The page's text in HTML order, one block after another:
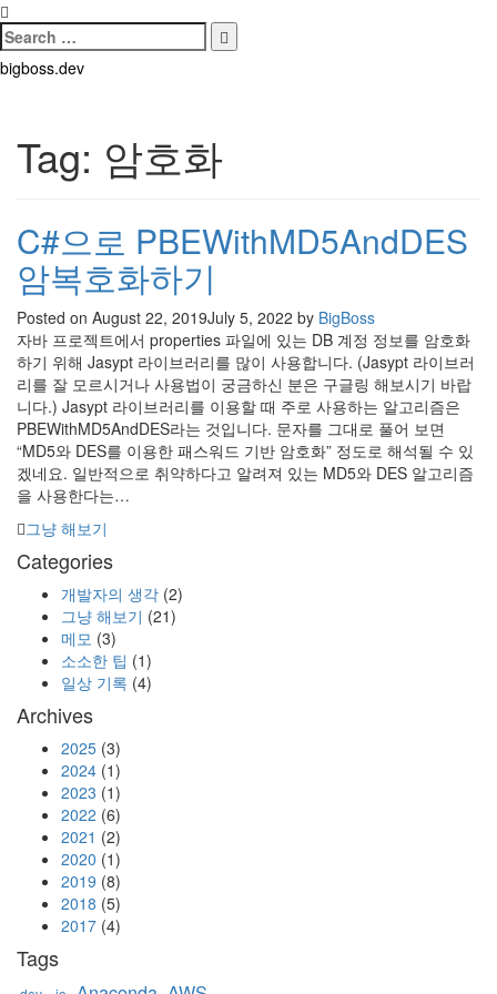
Search
for:
Search
Skip
bigboss.dev
Tag: 암호화
C#으로 PBEWithMD5AndDES
암복호화하기
Posted on August 22, 2019July 5, 2022 by BigBoss
자바 프로젝트에서 properties 파일에 있는 DB 계정 정보를 암호화
하기 위해 Jasypt 라이브러리를 많이 사용합니다. (Jasypt 라이브러
리를 잘 모르시거나 사용법이 궁금하신 분은 구글링 해보시기 바랍
니다.) Jasypt 라이브러리를 이용할 때 주로 사용하는 알고리즘은
PBEWithMD5AndDES라는 것입니다. 문자를 그대로 풀어 보면
“MD5와 DES를 이용한 패스워드 기반 암호화” 정도로 해석될 수 있
겠네요. 일반적으로 취약하다고 알려져 있는 MD5와 DES 알고리즘
을 사용한다는…
Categories
그냥 해보기
Categories
개발자의 생각 (2)
그냥 해보기 (21)
메모 (3)
소소한 팁 (1)
일상 기록 (4)
Archives
2025 (3)
2024 (1)
2023 (1)
2022 (6)
2021 (2)
2020 (1)
2019 (8)
2018 (5)
2017 (4)
Tags